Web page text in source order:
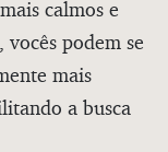
calmos e
podem se
mais
a busca